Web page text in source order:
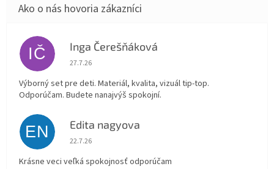
IČ Inga Čerešňáková
Hodnotenie obchodu je 5 z 5 hviezdičiek.
27.7.26
Výborný set pre deti. Materiál, kvalita, vizuál tip-top.
Odporúčam. Budete nanajvýš spokojní.
EN Edita nagyova
Hodnotenie obchodu je 5 z 5 hviezdičiek.
22.7.26
Krásne veci veľká spokojnosť odporúčam